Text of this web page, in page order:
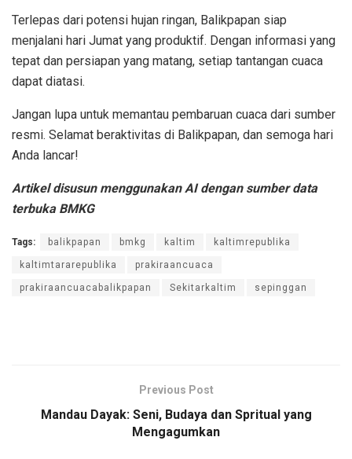
Terlepas dari potensi hujan ringan, Balikpapan siap
menjalani hari Jumat yang produktif. Dengan informasi yang
tepat dan persiapan yang matang, setiap tantangan cuaca
dapat diatasi.
Jangan lupa untuk memantau pembaruan cuaca dari sumber
resmi. Selamat beraktivitas di Balikpapan, dan semoga hari
Anda lancar!
Artikel disusun menggunakan AI dengan sumber data
terbuka BMKG
Tags: balikpapan bmkg kaltim kaltimrepublika
kaltimtararepublika prakiraancuaca
prakiraancuacabalikpapan Sekitarkaltim sepinggan
Previous Post
Mandau Dayak: Seni, Budaya dan Spritual yang
Mengagumkan